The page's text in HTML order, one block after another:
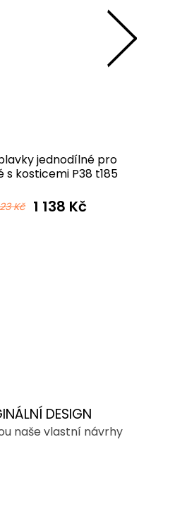
jednodílné pro
s kosticemi P38 t185
Kč 1 138 Kč
DESIGN
naše vlastní návrhy